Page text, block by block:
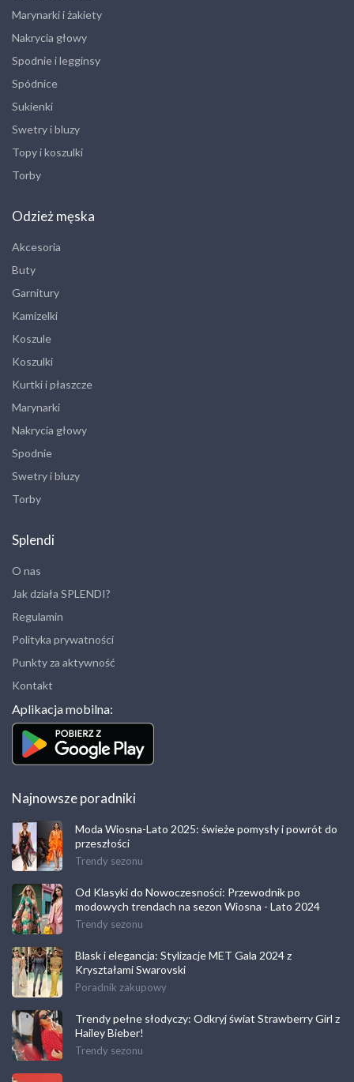
Marynarki i żakiety
Nakrycia głowy
Spodnie i legginsy
Spódnice
Sukienki
Swetry i bluzy
Topy i koszulki
Torby
Odzież męska
Akcesoria
Buty
Garnitury
Kamizelki
Koszule
Koszulki
Kurtki i płaszcze
Marynarki
Nakrycia głowy
Spodnie
Swetry i bluzy
Torby
Splendi
O nas
Jak działa SPLENDI?
Regulamin
Polityka prywatności
Punkty za aktywność
Kontakt
Aplikacja mobilna:
Najnowsze poradniki
Moda Wiosna-Lato 2025: świeże pomysły i powrót do
przeszłości
Trendy sezonu
Od Klasyki do Nowoczesności: Przewodnik po
modowych trendach na sezon Wiosna - Lato 2024
Trendy sezonu
Blask i elegancja: Stylizacje MET Gala 2024 z
Kryształami Swarovski
Poradnik zakupowy
Trendy pełne słodyczy: Odkryj świat Strawberry Girl z
Hailey Bieber!
Trendy sezonu